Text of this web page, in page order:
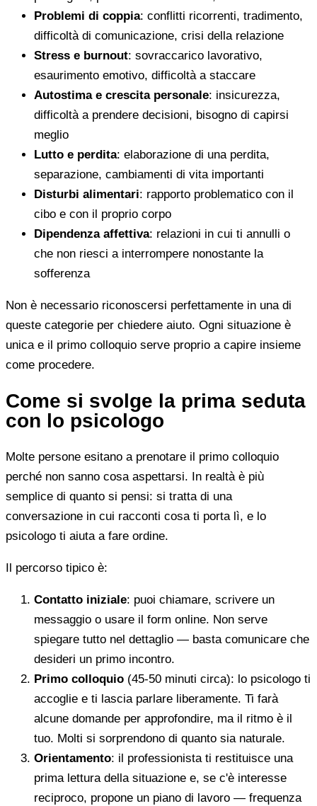
Problemi di coppia: conflitti ricorrenti, tradimento,
difficoltà di comunicazione, crisi della relazione
Stress e burnout: sovraccarico lavorativo,
esaurimento emotivo, difficoltà a staccare
Autostima e crescita personale: insicurezza,
difficoltà a prendere decisioni, bisogno di capirsi
meglio
Lutto e perdita: elaborazione di una perdita,
separazione, cambiamenti di vita importanti
Disturbi alimentari: rapporto problematico con il
cibo e con il proprio corpo
Dipendenza affettiva: relazioni in cui ti annulli o
che non riesci a interrompere nonostante la
sofferenza
Non è necessario riconoscersi perfettamente in una di
queste categorie per chiedere aiuto. Ogni situazione è
unica e il primo colloquio serve proprio a capire insieme
come procedere.
Come si svolge la prima seduta
con lo psicologo
Molte persone esitano a prenotare il primo colloquio
perché non sanno cosa aspettarsi. In realtà è più
semplice di quanto si pensi: si tratta di una
conversazione in cui racconti cosa ti porta lì, e lo
psicologo ti aiuta a fare ordine.
Il percorso tipico è:
Contatto iniziale: puoi chiamare, scrivere un
messaggio o usare il form online. Non serve
spiegare tutto nel dettaglio — basta comunicare che
desideri un primo incontro.
Primo colloquio (45-50 minuti circa): lo psicologo ti
accoglie e ti lascia parlare liberamente. Ti farà
alcune domande per approfondire, ma il ritmo è il
tuo. Molti si sorprendono di quanto sia naturale.
Orientamento: il professionista ti restituisce una
prima lettura della situazione e, se c'è interesse
reciproco, propone un piano di lavoro — frequenza